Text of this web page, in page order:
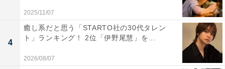
好きなので」（40代男性／大阪府）などのコメントが寄
せられました。
※回答者からのコメントは原文ママです
2025/11/07
4
癒し系だと思う「STARTO社の30代タレン
ト」ランキング！ 2位「伊野尾慧」を...
2026/08/07